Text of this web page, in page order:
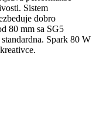
Sistem
dobro
80 mm sa SG5
Spark 80 W